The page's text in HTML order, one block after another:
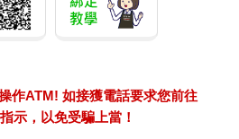
clothes-horse）。」馬克．吐溫為作
規則。他說作家應該：
致到位。
近義詞。
作ATM! 如接獲電話要求您前往
示，以免受騙上當！